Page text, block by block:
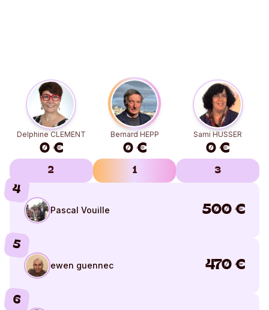
Bernard HEPP
0 €
1
Delphine CLEMENT
0 €
2
Sami HUSSER
0 €
3
4
Pascal Vouille 500 €
5
ewen guennec 470 €
6